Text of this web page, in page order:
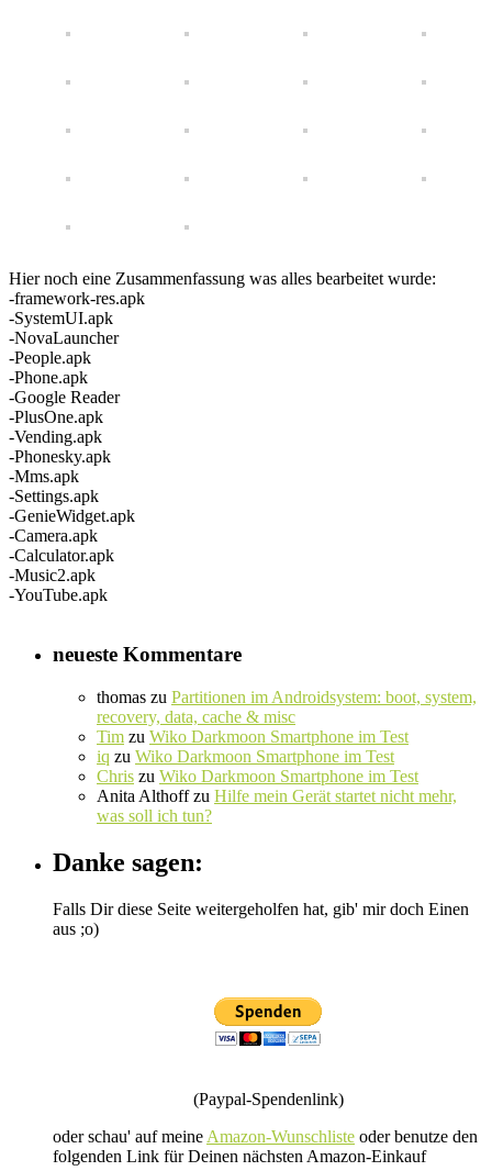
Hier noch eine Zusammenfassung was alles bearbeitet wurde:
-framework-res.apk
-SystemUI.apk
-NovaLauncher
-People.apk
-Phone.apk
-Google Reader
-PlusOne.apk
-Vending.apk
-Phonesky.apk
-Mms.apk
-Settings.apk
-GenieWidget.apk
-Camera.apk
-Calculator.apk
-Music2.apk
-YouTube.apk
neueste Kommentare
thomas zu Partitionen im Androidsystem: boot, system,
recovery, data, cache & misc
Tim zu Wiko Darkmoon Smartphone im Test
iq zu Wiko Darkmoon Smartphone im Test
Chris zu Wiko Darkmoon Smartphone im Test
Anita Althoffzu Hilfe mein Gerät startet nicht mehr,
was soll ich tun?
Danke sagen:
Falls Dir diese Seite weitergeholfen hat, gib' mir doch Einen
aus ;o)
(Paypal-Spendenlink)
oder schau' auf meine Amazon-Wunschliste oder benutze den
folgenden Link für Deinen nächsten Amazon-Einkauf